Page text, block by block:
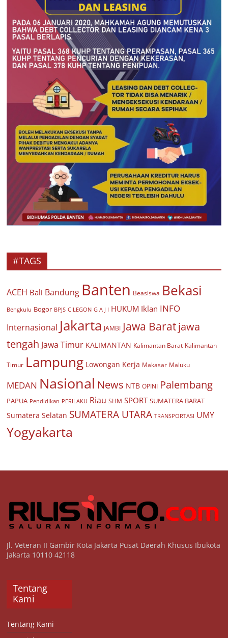
#TAGS
ACEH Bali Bandung Banten Beasiswa Bekasi
Bengkulu Bogor BPJS CILEGON G A J I HUKUM Iklan INFO
Internasional Jakarta JAMBI Jawa Baratjawa
tengah Jawa Timur KALIMANTAN Kalimantan Barat Kalimantan
Timur Lampung Lowongan Kerja Makasar Maluku
MEDAN Nasional News NTB OPINI Palembang
PAPUA Pendidikan PERILAKU Riau SHM SPORT SUMATERA BARAT
Sumatera Selatan SUMATERA UTARA TRANSPORTASI UMY
Yogyakarta
Jl. Veteran II Gambir Kota Jakarta Pusat Daerah Khusus Ibukota
Jakarta 10110 42118
Tentang
Kami
Tentang Kami